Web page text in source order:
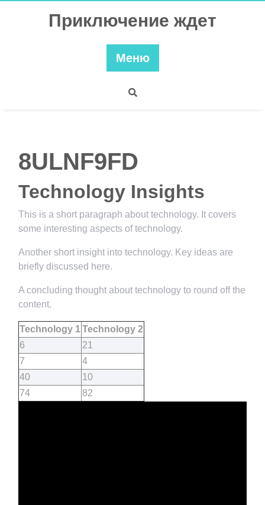
Приключение ждет
Меню
8ULNF9FD
Technology Insights
This is a short paragraph about technology. It covers
some interesting aspects of technology.
Another short insight into technology. Key ideas are
briefly discussed here.
A concluding thought about technology to round off the
content.
Technology 1Technology 2
6
21
7
4
40
10
74
82